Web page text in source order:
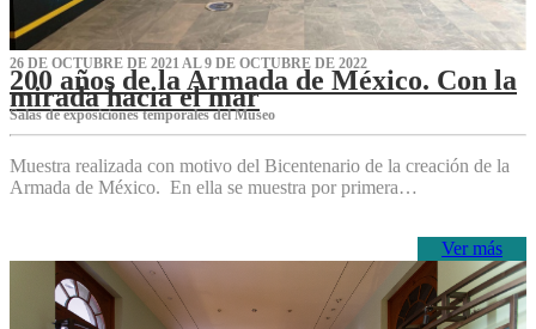
26 DE OCTUBRE DE 2021 AL 9 DE OCTUBRE DE 2022
200 años de la Armada de México. Con la
mirada hacia el mar
Salas de exposiciones temporales del Museo‌
Muestra realizada con motivo del Bicentenario de la creación de la
Armada de México. En ella se muestra por primera…
Ver más